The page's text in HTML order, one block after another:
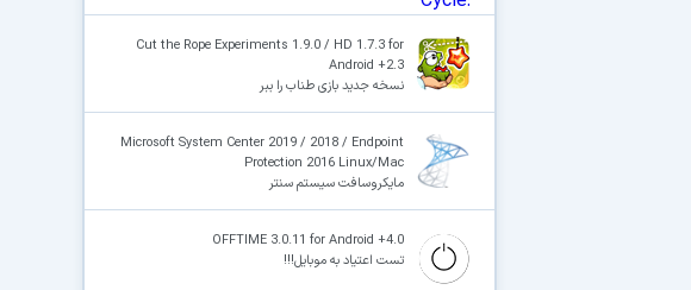
Cut the Rope Experiments 1.9.0 / HD 1.7.3 for
Android +2.3
نسخه جدید بازی طناب را ببر
Microsoft System Center 2019 / 2018 / Endpoint
Protection 2016 Linux/Mac
مایکروسافت سیستم سنتر
OFFTIME 3.0.11 for Android +4.0
تست اعتیاد به موبایل!!!